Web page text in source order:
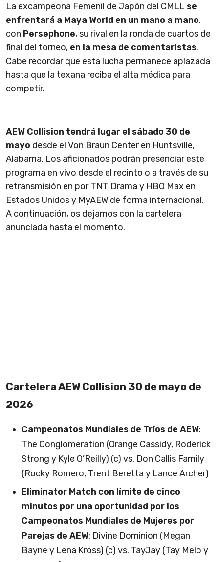
La excampeona Femenil de Japón del CMLL se
enfrentará a Maya World en un mano a mano,
con Persephone, su rival en la ronda de cuartos de
final del torneo, en la mesa de comentaristas.
Cabe recordar que esta lucha permanece aplazada
hasta que la texana reciba el alta médica para
competir.
AEW Collision tendrá lugar el sábado 30 de
mayo desde el Von Braun Center en Huntsville,
Alabama. Los aficionados podrán presenciar este
programa en vivo desde el recinto o a través de su
retransmisión en por TNT Drama y HBO Max en
Estados Unidos y MyAEW de forma internacional.
A continuación, os dejamos con la cartelera
anunciada hasta el momento.
Cartelera AEW Collision 30 de mayo de
2026
Campeonatos Mundiales de Tríos de AEW:
The Conglomeration (Orange Cassidy, Roderick
Strong y Kyle O’Reilly) (c) vs. Don Callis Family
(Rocky Romero, Trent Beretta y Lance Archer)
Eliminator Match con límite de cinco
minutos por una oportunidad por los
Campeonatos Mundiales de Mujeres por
Parejas de AEW: Divine Dominion (Megan
Bayne y Lena Kross) (c) vs. TayJay (Tay Melo y